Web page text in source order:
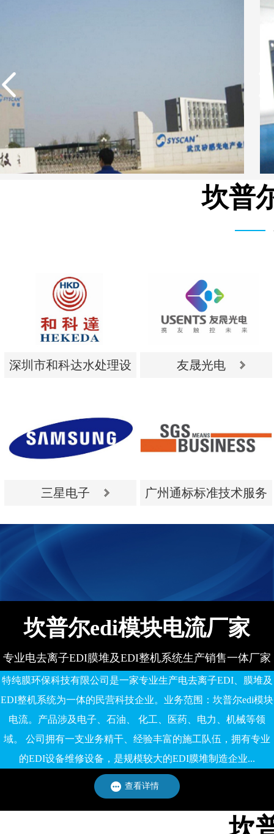
坎普
深圳市和科达水处理设
深圳市和科达水处理设
备有限公司
友晟光电
友晟光电
三星电子
广州通标标准技术服务
坎普尔edi模块电流厂家
专业电去离子EDI膜堆及EDI整机系统生产销售一体厂家
特纯膜环保科技有限公司是一家专业生产电去离子EDI、膜堆及
EDI整机系统为一体的民营科技企业。业务范围：坎普尔edi模块
电流。产品涉及电子、石油、 化工、医药、电力、机械等领
域。 公司拥有一支业务精干、经验丰富的施工队伍，拥有专业
的EDI设备维修设备，是规模较大的EDI膜堆制造企业...
查看详情